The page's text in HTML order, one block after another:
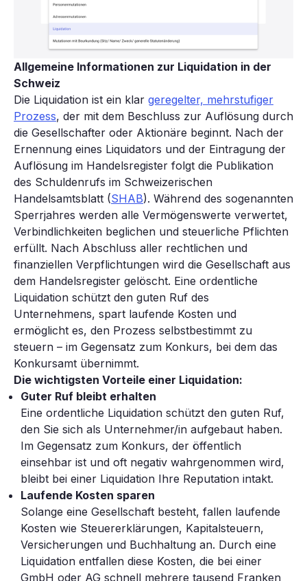
Allgemeine Informationen zur Liquidation in der
Schweiz
Die Liquidation ist ein klar geregelter, mehrstufiger
Prozess, der mit dem Beschluss zur Auflösung durch
die Gesellschafter oder Aktionäre beginnt. Nach der
Ernennung eines Liquidators und der Eintragung der
Auflösung im Handelsregister folgt die Publikation
des Schuldenrufs im Schweizerischen
Handelsamtsblatt (SHAB). Während des sogenannten
Sperrjahres werden alle Vermögenswerte verwertet,
Verbindlichkeiten beglichen und steuerliche Pflichten
erfüllt. Nach Abschluss aller rechtlichen und
finanziellen Verpflichtungen wird die Gesellschaft aus
dem Handelsregister gelöscht. Eine ordentliche
Liquidation schützt den guten Ruf des
Unternehmens, spart laufende Kosten und
ermöglicht es, den Prozess selbstbestimmt zu
steuern – im Gegensatz zum Konkurs, bei dem das
Konkursamt übernimmt.
Die wichtigsten Vorteile einer Liquidation:
Guter Ruf bleibt erhalten
Eine ordentliche Liquidation schützt den guten Ruf,
den Sie sich als Unternehmer/in aufgebaut haben.
Im Gegensatz zum Konkurs, der öffentlich
einsehbar ist und oft negativ wahrgenommen wird,
bleibt bei einer Liquidation Ihre Reputation intakt.
Laufende Kosten sparen
Solange eine Gesellschaft besteht, fallen laufende
Kosten wie Steuererklärungen, Kapitalsteuern,
Versicherungen und Buchhaltung an. Durch eine
Liquidation entfallen diese Kosten, die bei einer
GmbH oder AG schnell mehrere tausend Franken